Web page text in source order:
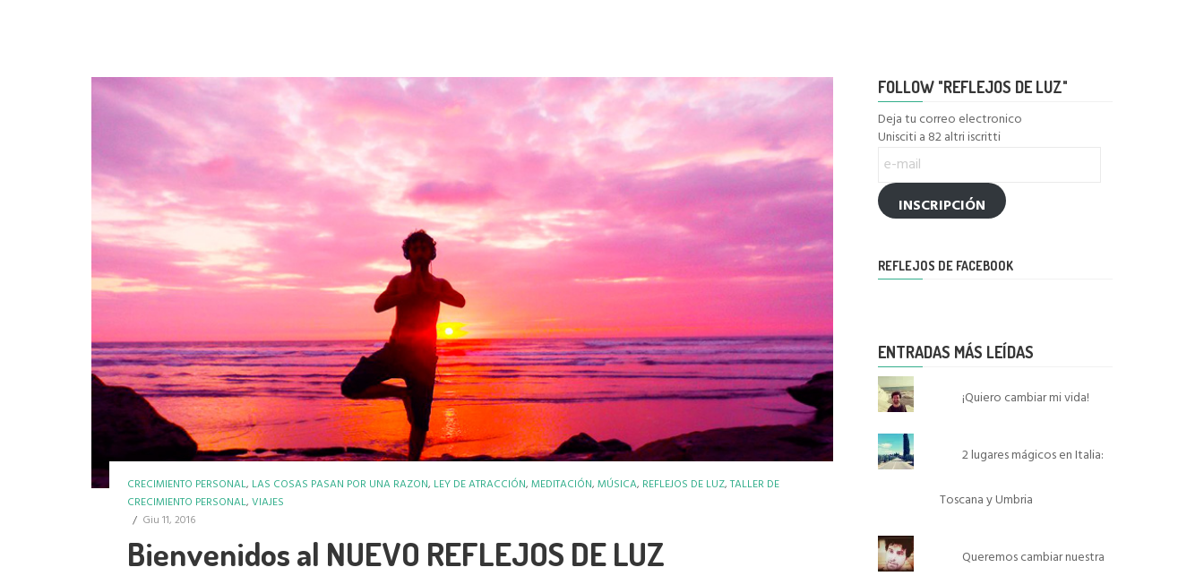
CRECIMIENTO PERSONAL, LAS COSAS PASAN POR UNA RAZON, LEY DE ATRACCIÓN, MEDITACIÓN, MÚSICA, REFLEJOS DE LUZ,TALLER DE
CRECIMIENTO PERSONAL, VIAJES
/ Giu 11, 2016
Bienvenidos al NUEVO REFLEJOS DE LUZ
FOLLOW "REFLEJOS DE LUZ"
Deja tu correo electronico
Unisciti a 82 altri iscritti
mail
INSCRIPCIÓN
REFLEJOS DE FACEBOOK
ENTRADAS MÁS LEÍDAS
¡Quiero cambiar mi vida!
2 lugares mágicos en Italia:
Toscana y Umbria
Queremos cambiar nuestra